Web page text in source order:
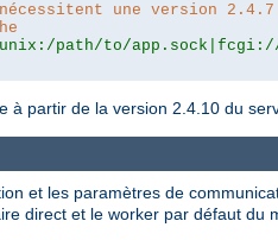
une version
path/to/
à partir de la version 2.4.10 du
et les paramètres de
direct et le worker par défaut du